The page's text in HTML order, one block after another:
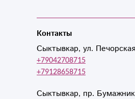
Контакты
Сыктывкар, ул.
+79042708715
+79128658715
Сыктывкар, пр.